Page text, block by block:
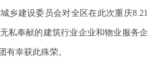
乡建设委员会对全区在此次重庆8.21
私奉献的建筑行业企业和物业服务企
有幸获此殊荣。